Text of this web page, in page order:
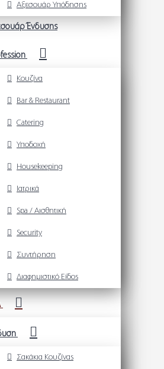
Αξεσουάρ Υπόδησης
Ένδυσης
Κουζίνα
Bar & Restaurant
Catering
Υποδοχή
Housekeeping
Ιατρικά
Spa / Αισθητική
Security
Συντήρηση
Διαφημιστικό Είδος
Σακάκια Κουζίνας